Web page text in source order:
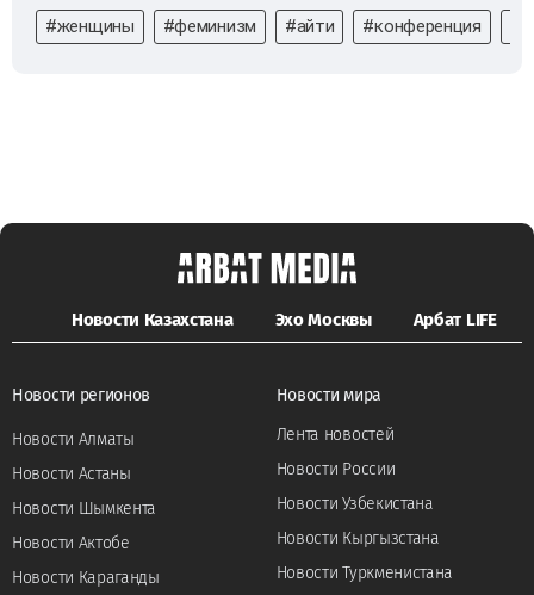
#женщины #феминизм #айти #конференция
Новости Казахстана Эхо Москвы Арбат LIFE
Новости регионов
Новости Алматы
Новости Астаны
Новости Шымкента
Новости Актобе
Новости Караганды
Новости мира
Лента новостей
Новости России
Новости Узбекистана
Новости Кыргызстана
Новости Туркменистана